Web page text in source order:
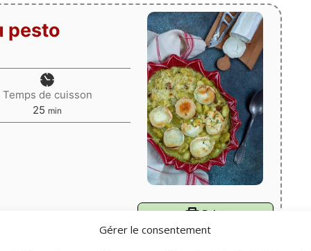
Gérer le consentement
Print
pesto
Temps de cuisson
25 minutes
min